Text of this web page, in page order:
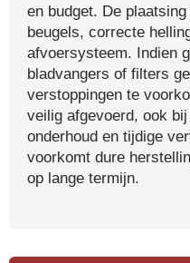
en budget. De
beugels, correcte
afvoersysteem. Indien
bladvangers of filters
verstoppingen te
veilig afgevoerd, ook
onderhoud en tijdige
voorkomt dure
op lange termijn.